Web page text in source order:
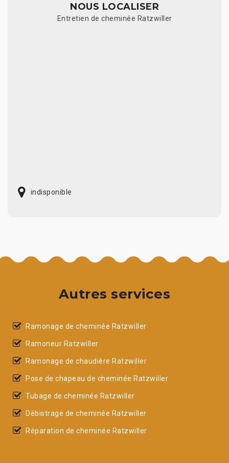
NOUS LOCALISER
Entretien de cheminée Ratzwiller
indisponible
Autres services
Ramonage de cheminée Ratzwiller
Ramoneur Ratzwiller
Ramonage de chaudière Ratzwiller
Pose de chapeau de cheminée Ratzwiller
Tubage de cheminée Ratzwiller
Débistrage de cheminée Ratzwiller
Réparation de cheminée Ratzwiller